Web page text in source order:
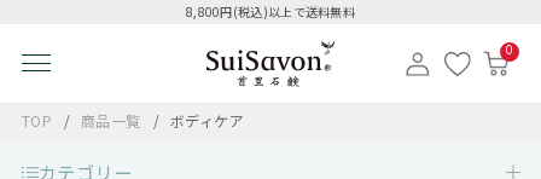
8,800円(税込)以上で送料無料
0
TOP 商品一覧 ボディケア
カテゴリー